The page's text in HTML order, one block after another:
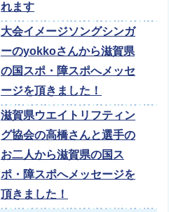
れます
大会イメージソングシンガ
ーのyokkoさんから滋賀県
の国スポ・障スポへメッセ
ージを頂きました！
滋賀県ウエイトリフティン
グ協会の高橋さんと選手の
お二人から滋賀県の国ス
ポ・障スポへメッセージを
頂きました！